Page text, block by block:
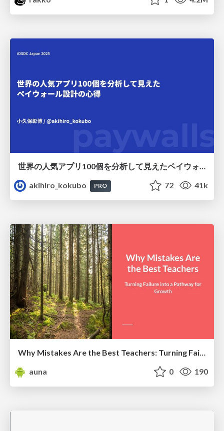
世界の人気アプリ100個を分析して見えたペイウォール設計の心得
akihiro_kokubo
PRO 72 41k
Why Mistakes Are the Best Teachers: Turning Failure into a Pathway for Growth
auna
0 190